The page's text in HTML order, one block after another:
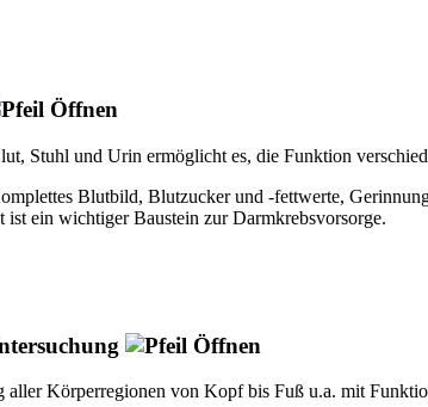
Stuhl und Urin ermöglicht es, die Funktion
Blutbild, Blutzucker und -fettwerte,
ist ein wichtiger Baustein zur Darmkrebsvorsorge.
aller Körperregionen von Kopf bis Fuß u.a. mit